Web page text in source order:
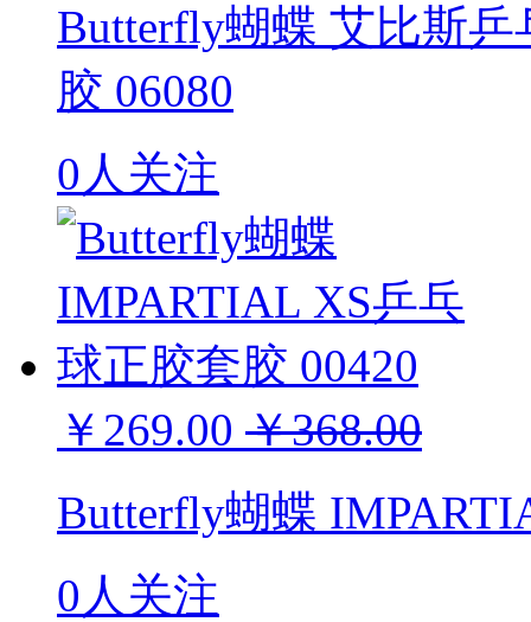
Butterfly蝴蝶 艾比斯
胶 06080
0人关注
￥269.00 ￥368.00
Butterfly蝴蝶
0人关注